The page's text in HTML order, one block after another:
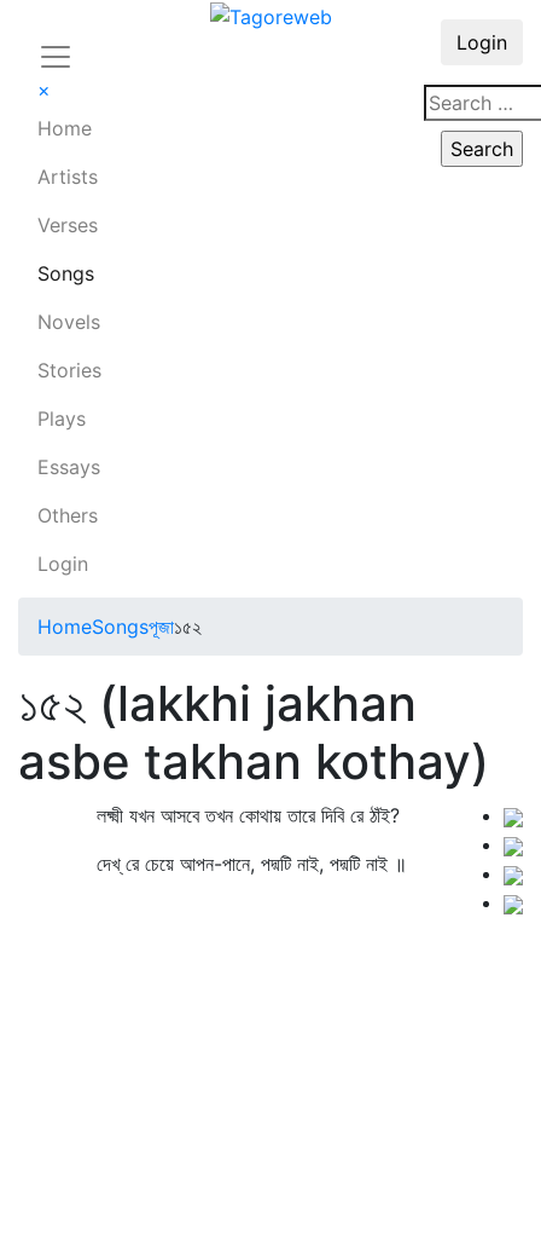
×
Home
Artists
Verses
Songs
Novels
Stories
Plays
Essays
Others
Login
Login
HomeSongsপূজা১৫২
১৫২ (lakkhi jakhan
asbe takhan kothay)
লক্ষ্মী যখন আসবে তখন কোথায় তারে দিবি রে ঠাঁই?
দেখ্‌ রে চেয়ে আপন-পানে, পদ্মটি নাই, পদ্মটি নাই ॥